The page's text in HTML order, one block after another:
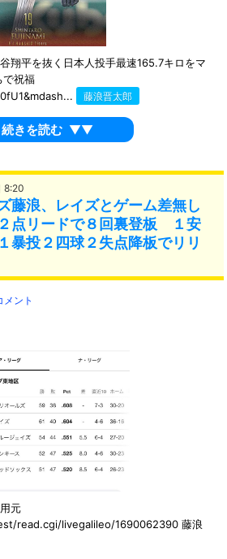
翔平を抜く日本人投手最速165.7キロをマ
で祝福
藤浪晋太郎
続きを読む ▼▼
8:20
藤浪、レイズとゲーム差無し
点リードで８回裏登板 １安
暴投２四球２失点降板でリリ
メント
元
read.cgi/livegalileo/1690062390 藤浪